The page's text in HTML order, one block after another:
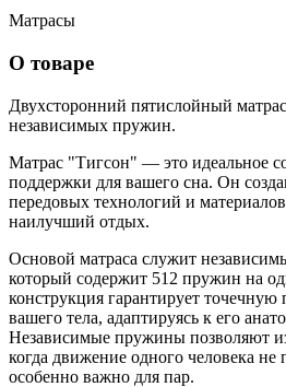
Матрасы
О товаре
Двухсторонний пятислойный матрас
независимых пружин.
Матрас "Тигсон" — это идеальное
поддержки для вашего сна. Он
передовых технологий и
наилучший отдых.
Основой матраса служит
который содержит 512 пружин на
конструкция гарантирует
вашего тела, адаптируясь к его
Независимые пружины позволяют
когда движение одного человека не
особенно важно для пар.